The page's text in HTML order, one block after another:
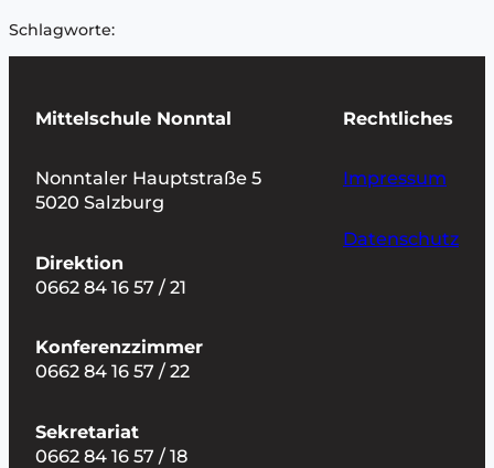
Schlagworte:
Mittelschule Nonntal
Nonntaler Hauptstraße 5
5020 Salzburg
Direktion
0662 84 16 57 / 21
Konferenzzimmer
0662 84 16 57 / 22
Sekretariat
0662 84 16 57 / 18
Rechtliches
Impressum
Datenschutz